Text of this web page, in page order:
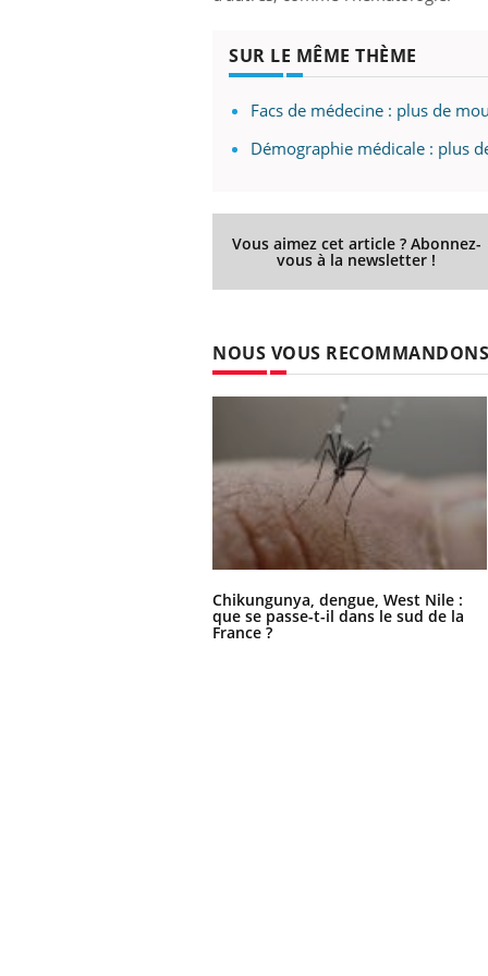
SUR LE MÊME THÈME
Facs de médecine : plus de
Démographie médicale : plus
Vous aimez cet article ? Abonnez-
vous à la newsletter !
NOUS VOUS RECOMMANDONS
Chikungunya, dengue, West Nile :
que se passe-t-il dans le sud de la
France ?